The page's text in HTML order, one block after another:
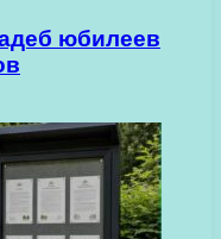
юбилеев